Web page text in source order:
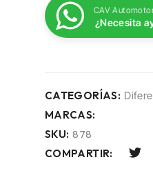
CAV
¿Necesita
CATEGORÍAS:
MARCAS:
SKU: 878
COMPARTIR: